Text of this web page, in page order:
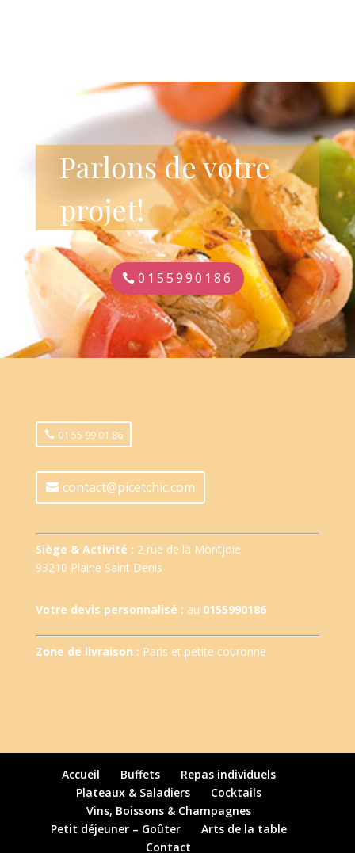
Parlons de votre
projet!
0155990186
01 55 99 01 86
contact@picetchic.com
Siège & Activité : 2 rue de la Montjoie
93210 Plaine Saint Denis
Votre devis personnalisé : au 0155990186
Zone de livraison : Paris et petite couronne
Accueil Buffets
Repas individuels
Plateaux & Saladiers
Cocktails
Vins, Boissons & Champagnes
Petit déjeuner – Goûter
Arts de la table
Contact